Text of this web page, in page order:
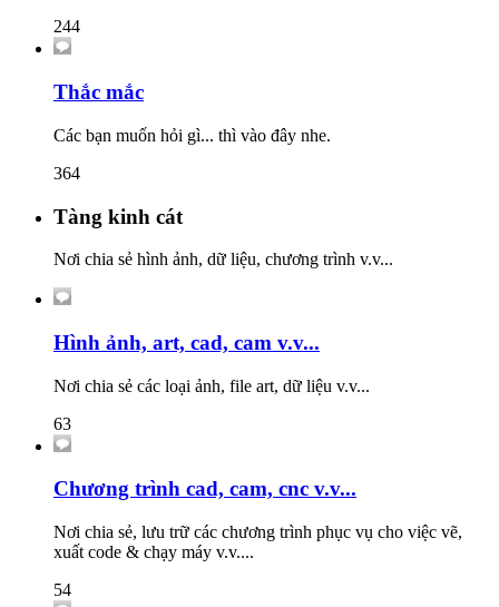
244
Thắc mắc
Các bạn muốn hỏi gì... thì vào đây nhe.
364
Tàng kinh cát
Nơi chia sẻ hình ảnh, dữ liệu, chương trình v.v...
Hình ảnh, art, cad, cam v.v...
Nơi chia sẻ các loại ảnh, file art, dữ liệu v.v...
63
Chương trình cad, cam, cnc v.v...
Nơi chia sẻ, lưu trữ các chương trình phục vụ cho việc vẽ,
xuất code & chạy máy v.v....
54